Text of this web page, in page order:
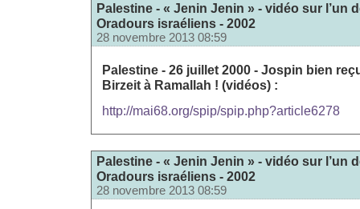
Palestine - « Jenin Jenin » - vidéo sur l’un
Oradours israéliens - 2002
28 novembre 2013 08:59
Palestine - 26 juillet 2000 - Jospin bien
Birzeit à Ramallah ! (vidéos) :
http://mai68.org/spip/spip.php?article6278
Palestine - « Jenin Jenin » - vidéo sur l’un
Oradours israéliens - 2002
28 novembre 2013 08:59